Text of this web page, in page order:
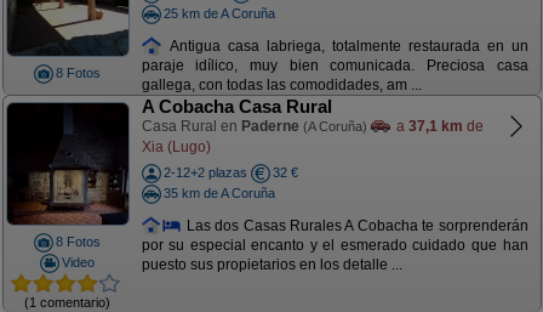
8 Fotos
25 km de A Coruña
Antigua casa labriega, totalmente restaurada en un
paraje idílico, muy bien comunicada. Preciosa casa
gallega, con todas las comodidades, am ...
8 Fotos
Video
(1 comentario)
A Cobacha Casa Rural
Casa Rural en Paderne (A Coruña) a 37,1 km de
Xia (Lugo)
2-12+2 plazas
32 €
35 km de A Coruña
Las dos Casas Rurales A Cobacha te sorprenderán
por su especial encanto y el esmerado cuidado que han
puesto sus propietarios en los detalle ...